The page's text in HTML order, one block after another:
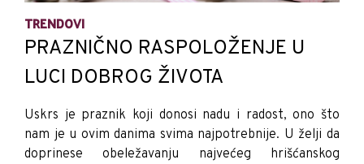
TRENDOVI
PRAZNIČNO RASPOLOŽENJE U
LUCI DOBROG ŽIVOTA
Uskrs je praznik koji donosi nadu i radost, ono što
nam je u ovim danima svima najpotrebnije. U želji da
doprinese obeležavanju najvećeg hrišćanskog